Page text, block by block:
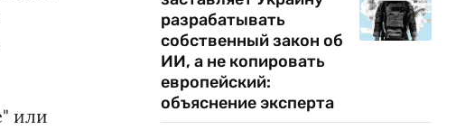
или
разрабатывать
собственный закон об
ИИ, а не копировать
европейский:
объяснение эксперта